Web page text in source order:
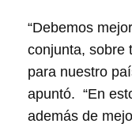
“Debemos
conjunta, sobre
para nuestro
apuntó. “En
además de